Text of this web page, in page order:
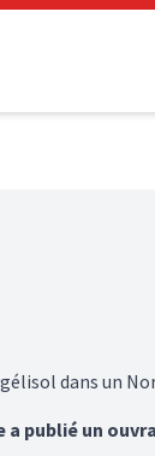
dans un
publié un